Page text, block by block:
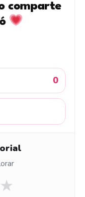
comparte
0
★